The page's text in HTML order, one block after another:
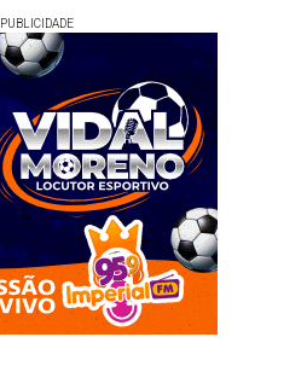
PUBLICIDADE